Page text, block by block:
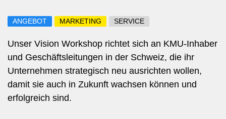
ANGEBOT MARKETING SERVICE
Unser Vision Workshop richtet sich an KMU-Inhaber
und Geschäftsleitungen in der Schweiz, die ihr
Unternehmen strategisch neu ausrichten wollen,
damit sie auch in Zukunft wachsen können und
erfolgreich sind.